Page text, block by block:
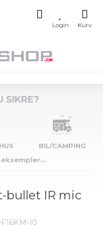
SIKRE?
BIL/CAMPING
bullet IR mic
I0